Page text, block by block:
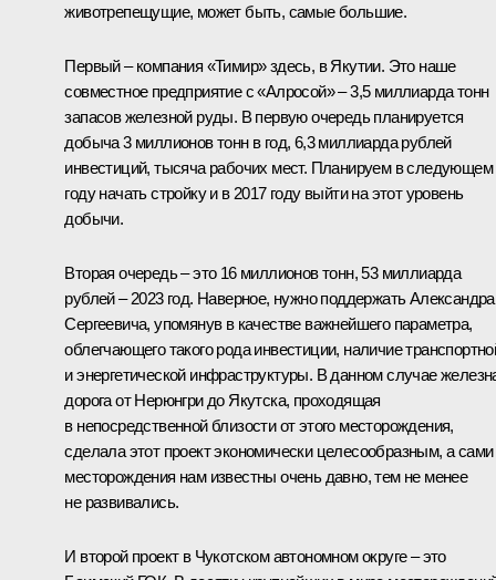
животрепещущие, может быть, самые большие.
Первый – компания «Тимир» здесь, в Якутии. Это наше
совместное предприятие с «Алросой» – 3,5 миллиарда тонн
запасов железной руды. В первую очередь планируется
добыча 3 миллионов тонн в год, 6,3 миллиарда рублей
инвестиций, тысяча рабочих мест. Планируем в следующем
году начать стройку и в 2017 году выйти на этот уровень
добычи.
Вторая очередь – это 16 миллионов тонн, 53 миллиарда
рублей – 2023 год. Наверное, нужно поддержать Александра
Сергеевича, упомянув в качестве важнейшего параметра,
облегчающего такого рода инвестиции, наличие
и энергетической инфраструктуры. В данном случае
дорога от Нерюнгри до Якутска, проходящая
в непосредственной близости от этого месторождения,
сделала этот проект экономически целесообразным, а сами
месторождения нам известны очень давно, тем не менее
не развивались.
И второй проект в Чукотском автономном округе – это